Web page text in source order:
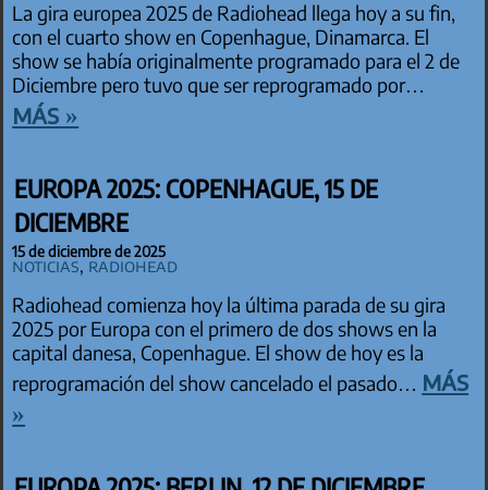
La gira europea 2025 de Radiohead llega hoy a su fin,
con el cuarto show en Copenhague, Dinamarca. El
show se había originalmente programado para el 2 de
Diciembre pero tuvo que ser reprogramado por…
más »
EUROPA 2025: COPENHAGUE, 15 DE
DICIEMBRE
15 de diciembre de 2025
Noticias, Radiohead
Radiohead comienza hoy la última parada de su gira
2025 por Europa con el primero de dos shows en la
capital danesa, Copenhague. El show de hoy es la
reprogramación del show cancelado el pasado… más
»